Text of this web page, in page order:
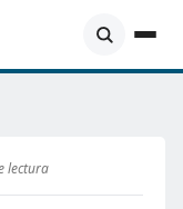
lectura